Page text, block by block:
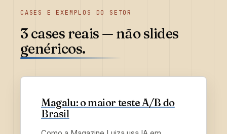
CASES E EXEMPLOS DO SETOR
3 cases reais — não slides
genéricos.
Magalu: o maior teste A/B do
Brasil